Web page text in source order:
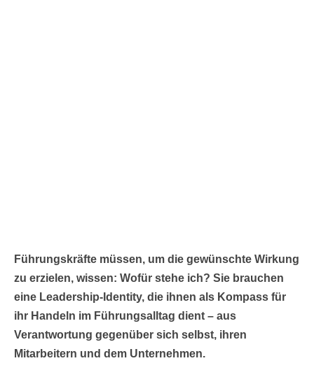
Führungskräfte müssen, um die gewünschte Wirkung
zu erzielen, wissen: Wofür stehe ich? Sie brauchen
eine Leadership-Identity, die ihnen als Kompass für
ihr Handeln im Führungsalltag dient – aus
Verantwortung gegenüber sich selbst, ihren
Mitarbeitern und dem Unternehmen.